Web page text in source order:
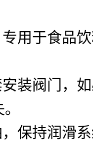
于食品饮
阀门，如
持润滑系